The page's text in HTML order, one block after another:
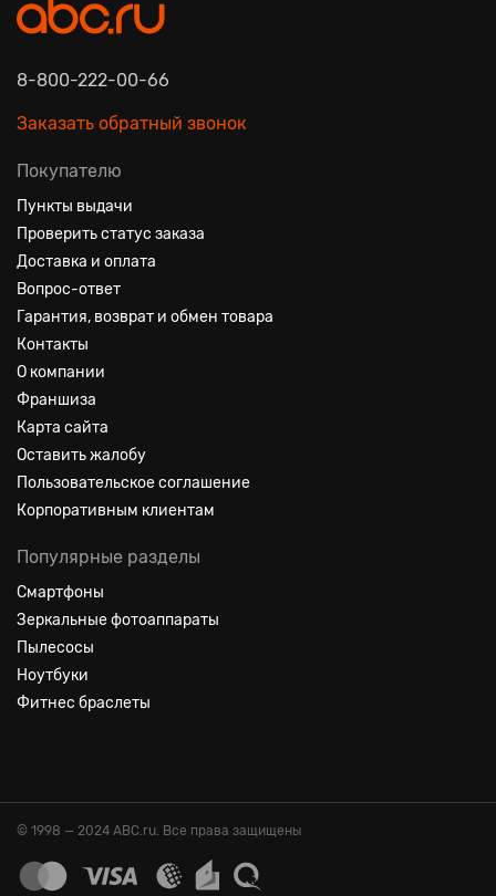
8-800-222-00-66
Заказать обратный звонок
Покупателю
Пункты выдачи
Проверить статус заказа
Доставка и оплата
Вопрос-ответ
Гарантия, возврат и обмен товара
Контакты
О компании
Франшиза
Карта сайта
Оставить жалобу
Пользовательское соглашение
Корпоративным клиентам
Популярные разделы
Смартфоны
Зеркальные фотоаппараты
Пылесосы
Ноутбуки
Фитнес браслеты
© 1998 — 2024 ABC.ru. Все права защищены